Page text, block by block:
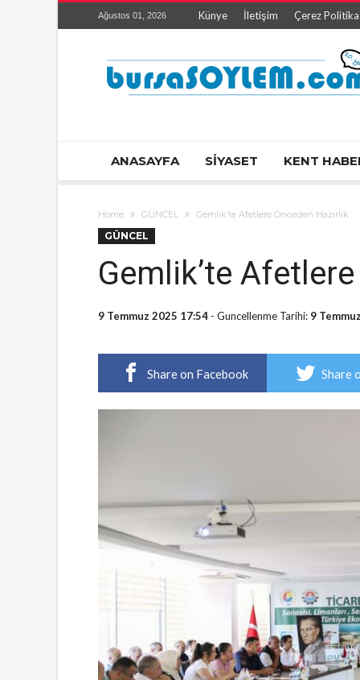
Ağustos 01, 2026 Künye İletişim Çerez
ANASAYFA SİYASET KENT
Home GÜNCEL Gemlik’te Afetlere Önceden Hazırlık
GÜNCEL
Gemlik’te
9 Temmuz 2025 17:54 - Guncellenme Tarihi: 9
Share on Facebook Share